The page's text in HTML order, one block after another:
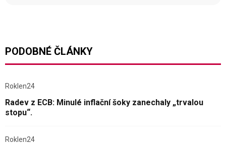
PODOBNÉ ČLÁNKY
Roklen24
Radev z ECB: Minulé inflační šoky zanechaly „trvalou
stopu“.
Roklen24